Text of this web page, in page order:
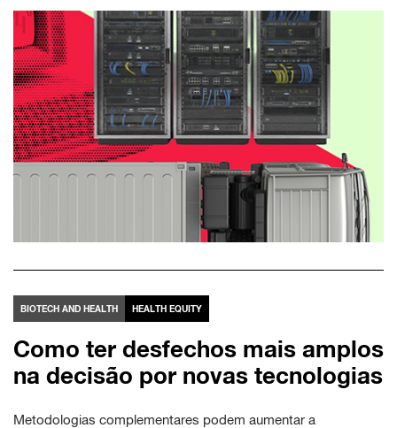
BIOTECH AND HEALTH HEALTH EQUITY
Como ter desfechos mais amplos
na decisão por novas tecnologias
Metodologias complementares podem aumentar a